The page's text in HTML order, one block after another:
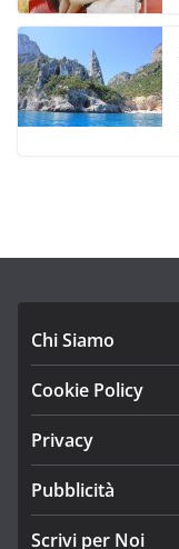
Chi Siamo
Cookie Policy
Privacy
Pubblicità
Scrivi per Noi